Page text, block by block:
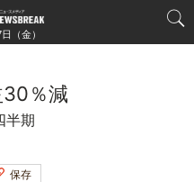
（金）
％減
半期
保存